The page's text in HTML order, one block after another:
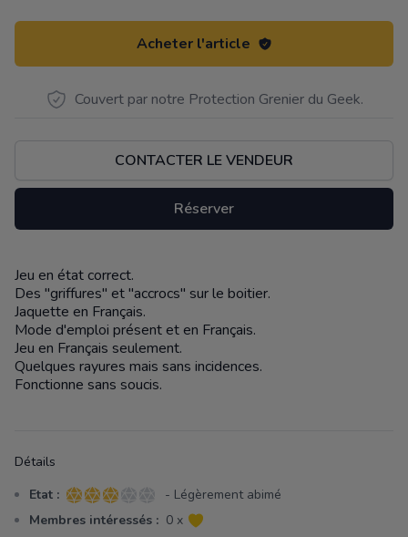
Acheter l'article
Couvert par notre Protection Grenier du Geek.
CONTACTER LE VENDEUR
Réserver
Description
Jeu en état correct.
Des "griffures" et "accrocs" sur le boitier.
Jaquette en Français.
Mode d'emploi présent et en Français.
Jeu en Français seulement.
Quelques rayures mais sans incidences.
Fonctionne sans soucis.
Détails
Etat : 3 sur 5 étoiles
- Légèrement abimé
Membres intéressés : 0 x